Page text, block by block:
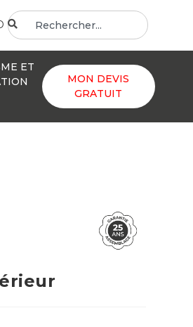
ET
MON DEVIS
GRATUIT